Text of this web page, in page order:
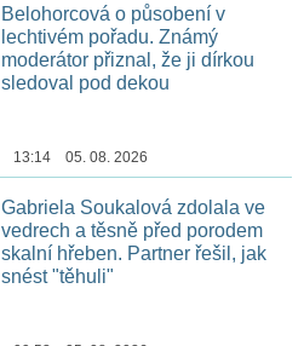
Belohorcová o působení v
lechtivém pořadu. Známý
moderátor přiznal, že ji dírkou
sledoval pod dekou
13:14 05. 08. 2026
Gabriela Soukalová zdolala ve
vedrech a těsně před porodem
skalní hřeben. Partner řešil, jak
snést "těhuli"